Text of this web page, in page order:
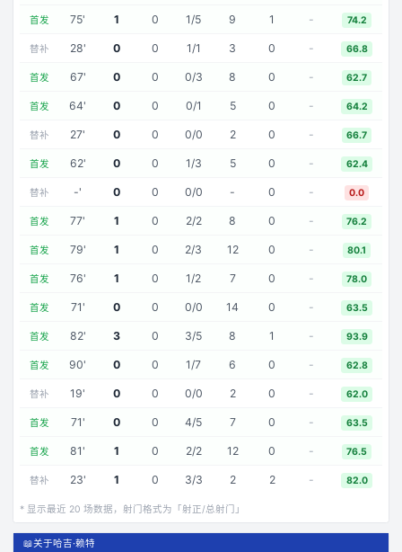
首发 75' 1 0 1/5 9 1 - 74.2
替补 28' 0 0 1/1 3 0 - 66.8
首发 67' 0 0 0/3 8 0 - 62.7
首发 64' 0 0 0/1 5 0 - 64.2
替补 27' 0 0 0/0 2 0 - 66.7
首发 62' 0 0 1/3 5 0 - 62.4
替补 -' 0 0 0/0 - 0 - 0.0
首发 77' 1 0 2/2 8 0 - 76.2
首发 79' 1 0 2/3 12 0 - 80.1
首发 76' 1 0 1/2 7 0 - 78.0
首发 71' 0 0 0/0 14 0 - 63.5
首发 82' 3 0 3/5 8 1 - 93.9
首发 90' 0 0 1/7 6 0 - 62.8
替补 19' 0 0 0/0 2 0 - 62.0
首发 71' 0 0 4/5 7 0 - 63.5
首发 81' 1 0 2/2 12 0 - 76.5
替补 23' 1 0 3/3 2 2 - 82.0
* 显示最近 20 场数据，射门格式为「射正/总射门」
📖关于哈吉·赖特